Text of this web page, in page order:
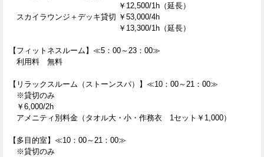
￥12,500/1h（延長）
スカイラウンジ＋デッキ貸切 ￥53,000/4h
￥13,300/1h（延長）
【フィットネスルーム】≪5：00～23：00≫
利用料 無料
【リラックスルーム（ストーンスパ）】≪10：00～21：00≫
※貸切のみ
￥6,000/2h
アメニティ別料金（タオル大・小・作務衣 1セット￥1,000）
【多目的室】≪10：00～21：00≫
※貸切のみ